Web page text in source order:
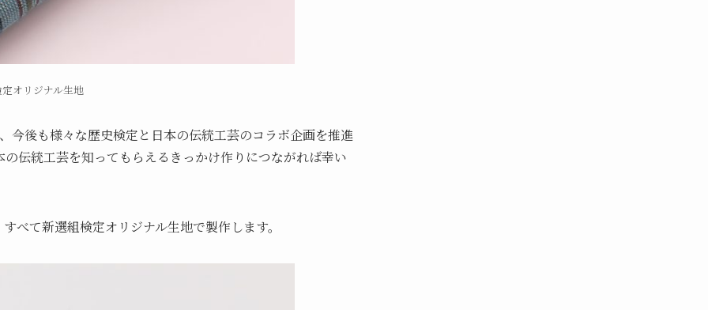
オリジナル生地
今後も様々な歴史検定と日本の伝統工芸のコラボ企画を推進
伝統工芸を知ってもらえるきっかけ作りにつながれば幸い
て新選組検定オリジナル生地で製作します。